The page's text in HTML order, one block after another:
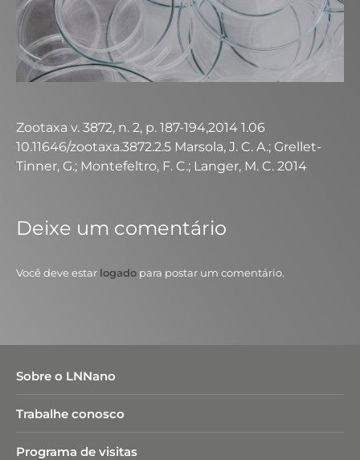
Zootaxa v. 3872, n. 2, p. 187-194,2014 1.06
10.11646/zootaxa.3872.2.5 Marsola, J. C. A.; Grellet-
Tinner, G.; Montefeltro, F. C.; Langer, M. C. 2014
Deixe um comentário
Você deve estar logado para postar um comentário.
Sobre o LNNano
Trabalhe conosco
Programa de visitas